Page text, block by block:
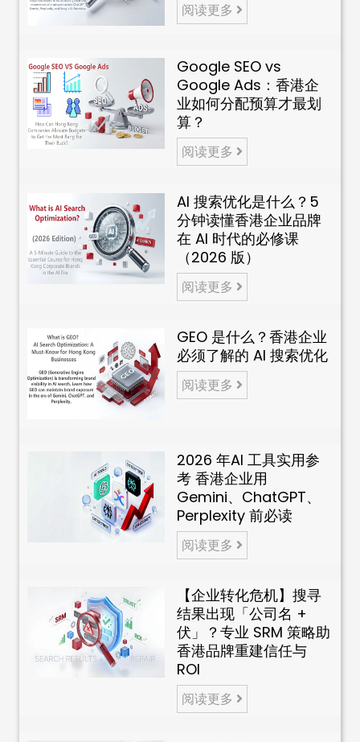
阅读更多
Google SEO vs
Google Ads：香港企
业如何分配预算才最划
算？
阅读更多
AI 搜索优化是什么？5
分钟读懂香港企业品牌
在 AI 时代的必修课
（2026 版）
阅读更多
GEO 是什么？香港企业
必须了解的 AI 搜索优化
阅读更多
2026 年AI 工具实用参
考 香港企业用
Gemini、ChatGPT、
Perplexity 前必读
阅读更多
【企业转化危机】搜寻
结果出现「公司名 +
伏」？专业 SRM 策略助
香港品牌重建信任与
ROI
阅读更多